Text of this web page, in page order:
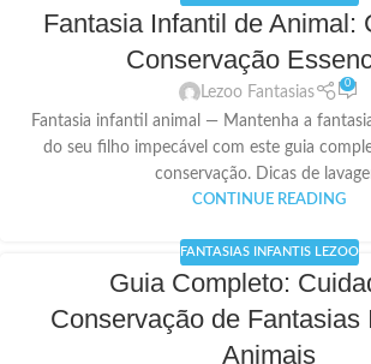
Fantasia Infantil de Animal:
Conservação
Lezoo Fantasias
0
Fantasia infantil animal — Mantenha a
do seu filho impecável com este guia
conservação. Dicas de
CONTINUE READING
FANTASIAS INFANTIS LEZOO
Guia Completo:
Conservação de Fantasias
Animais